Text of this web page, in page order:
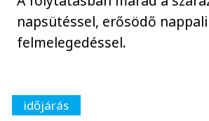
napsütéssel, erősödő nappali
felmelegedéssel.
időjárás